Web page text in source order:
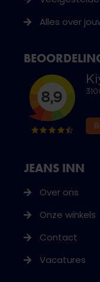
JEANS INN
Over ons
Onze winkels
Contact
Vacatures
Alles over